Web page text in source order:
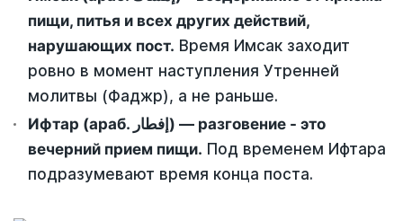
пищи, питья и всех других действий,
нарушающих пост. Время Имсак заходит
ровно в момент наступления Утренней
молитвы (Фаджр), а не раньше.
Ифтар (араб. إفطار) — разговение - это
вечерний прием пищи. Под временем Ифтара
подразумевают время конца поста.